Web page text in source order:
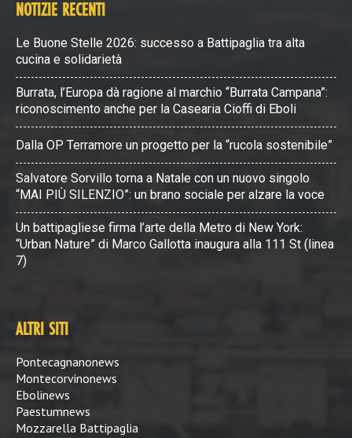
NOTIZIE RECENTI
Le Buone Stelle 2026: successo a Battipaglia tra alta
cucina e solidarietà
Burrata, l’Europa dà ragione al marchio “Burrata Campana”:
riconoscimento anche per la Casearia Cioffi di Eboli
Dalla OP Terramore un progetto per la “rucola sostenibile”
Salvatore Sorvillo torna a Natale con un nuovo singolo
“MAI PIÙ SILENZIO”: un brano sociale per alzare la voce
Un battipagliese firma l’arte della Metro di New York:
“Urban Nature” di Marco Gallotta inaugura alla 111 St (linea
7)
ALTRI SITI
Pontecagnanonews
Montecorvinonews
Ebolinews
Paestumnews
Mozzarella Battipaglia